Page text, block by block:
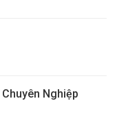
Nghiệp